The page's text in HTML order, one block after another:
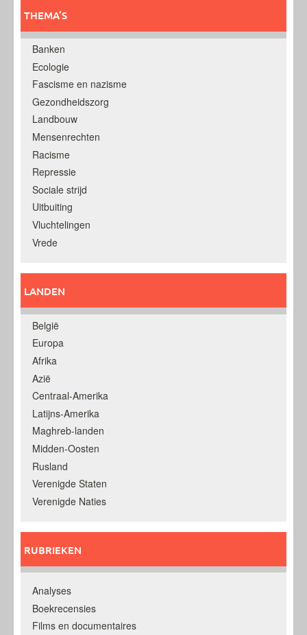
THEMA’S
Banken
Ecologie
Fascisme en nazisme
Gezondheidszorg
Landbouw
Mensenrechten
Racisme
Repressie
Sociale strijd
Uitbuiting
Vluchtelingen
Vrede
LANDEN
België
Europa
Afrika
Azië
Centraal-Amerika
Latijns-Amerika
Maghreb-landen
Midden-Oosten
Rusland
Verenigde Staten
Verenigde Naties
RUBRIEKEN
Analyses
Boekrecensies
Films en documentaires